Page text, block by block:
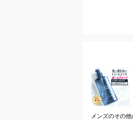
メンズのその